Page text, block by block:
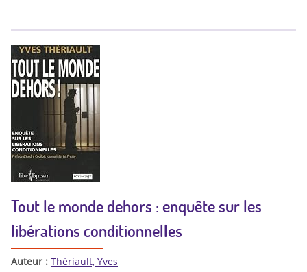
Tout le monde dehors : enquête sur les
libérations conditionnelles
Auteur : Thériault, Yves